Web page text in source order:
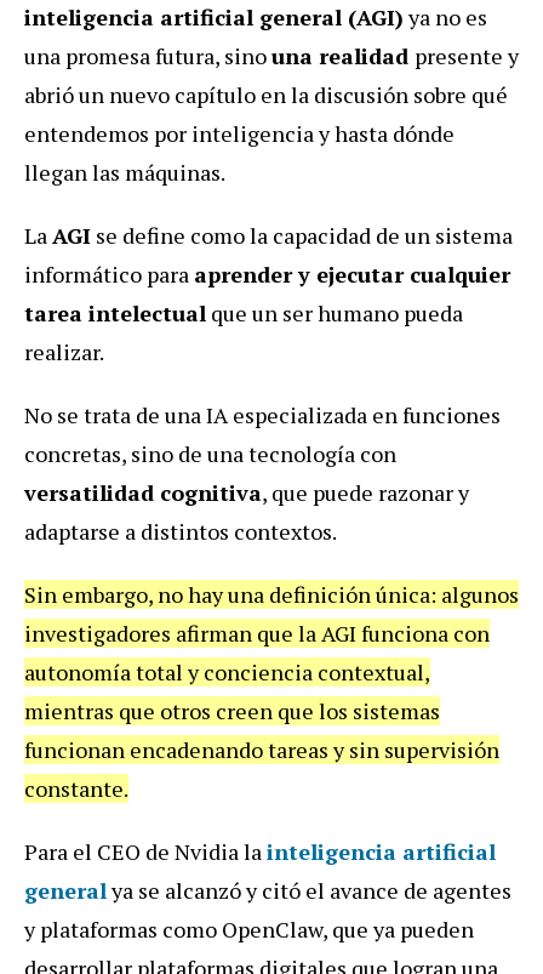
inteligencia artificial general (AGI)ya no es
una promesa futura, sinouna realidad presente y
abrió un nuevo capítulo en la discusión sobre qué
entendemos por inteligencia y hasta dónde
llegan las máquinas.
LaAGI se define como la capacidad de un sistema
informático para aprender y ejecutar cualquier
tarea intelectual que un ser humano pueda
realizar.
No se trata de una IA especializada en funciones
concretas, sino de una tecnología con
versatilidad cognitiva, que puede razonar y
adaptarse a distintos contextos.
Sin embargo, no hay una definición única: algunos
investigadores afirman que la AGI funciona con
autonomía total y conciencia contextual,
mientras que otros creen que los sistemas
funcionan encadenando tareas y sin supervisión
constante.
Para el CEO de Nvidia lainteligencia artificial
generalya se alcanzó y citó el avance de agentes
y plataformas como OpenClaw, que ya pueden
desarrollar plataformas digitales que logran una